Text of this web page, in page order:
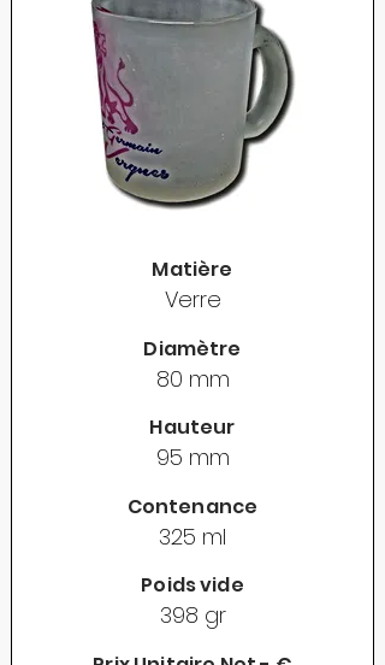
Matière
Verre
Diamètre
80 mm
Hauteur
95 mm
Contenance
325 ml
Poids vide
398 gr